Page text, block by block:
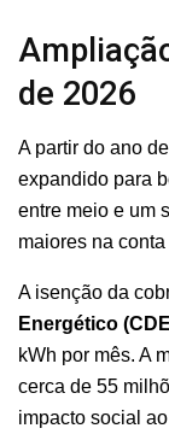
de 2026
A partir do ano
expandido para
entre meio e um
maiores na
A isenção da
Energético
kWh por mês. A
cerca de 55
impacto social